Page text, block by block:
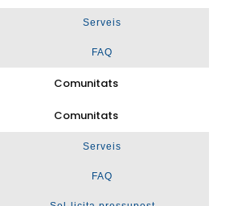
Serveis
FAQ
Comunitats
Comunitats
Serveis
FAQ